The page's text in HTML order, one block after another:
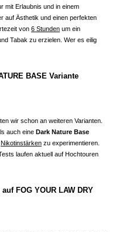
mit Erlaubnis und in einem
auf Ästhetik und einen perfekten
von 6 Stunden um ein
Tabak zu erzielen. Wer es eilig
BASE Variante
wir schon an weiteren Varianten.
auch eine Dark Nature Base
Nikotinstärken zu experimentieren.
laufen aktuell auf Hochtouren
FOG YOUR LAW DRY